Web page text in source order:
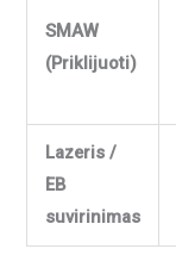
SMAW
(Priklijuoti)
Lazeris /
EB
suvirinimas